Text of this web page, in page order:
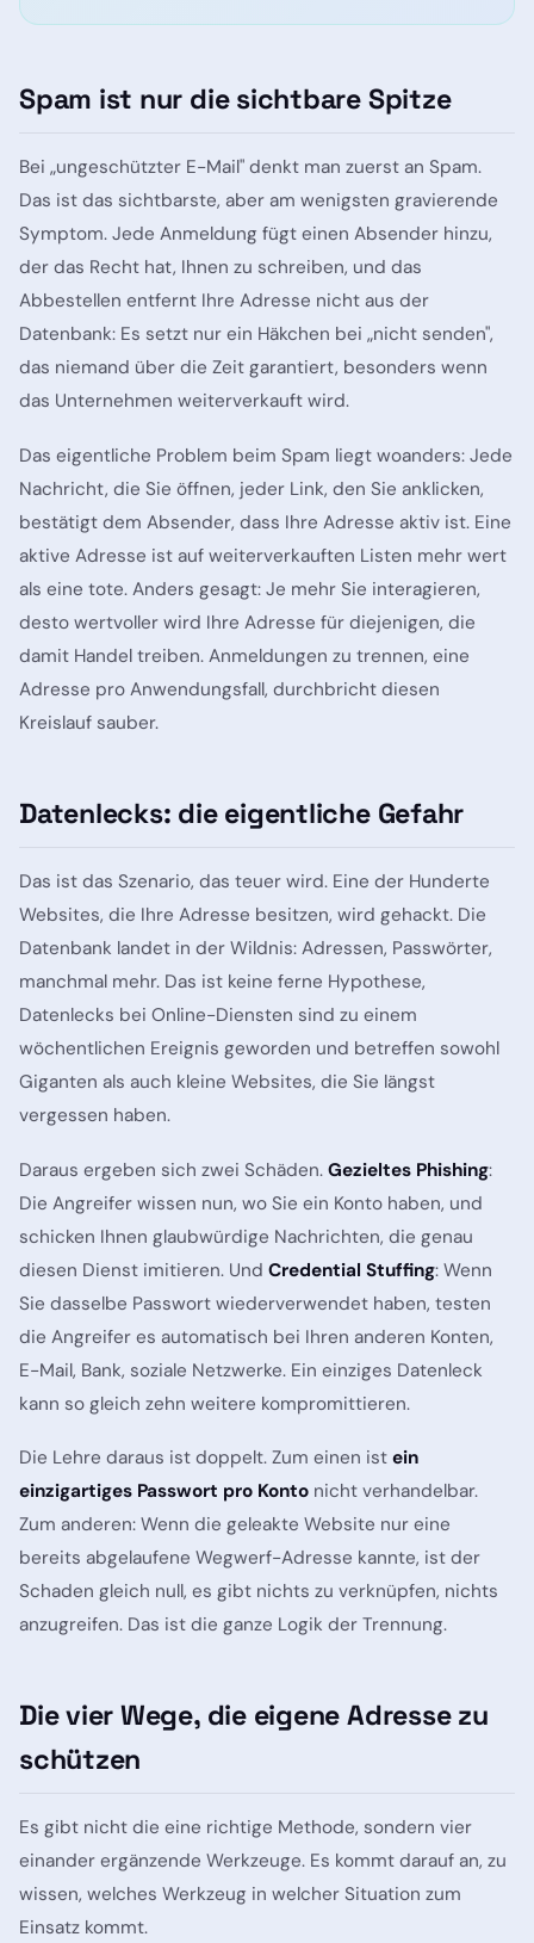
Spam ist nur die sichtbare Spitze
Bei „ungeschützter E-Mail" denkt man zuerst an Spam.
Das ist das sichtbarste, aber am wenigsten gravierende
Symptom. Jede Anmeldung fügt einen Absender hinzu,
der das Recht hat, Ihnen zu schreiben, und das
Abbestellen entfernt Ihre Adresse nicht aus der
Datenbank: Es setzt nur ein Häkchen bei „nicht senden",
das niemand über die Zeit garantiert, besonders wenn
das Unternehmen weiterverkauft wird.
Das eigentliche Problem beim Spam liegt woanders: Jede
Nachricht, die Sie öffnen, jeder Link, den Sie anklicken,
bestätigt dem Absender, dass Ihre Adresse aktiv ist. Eine
aktive Adresse ist auf weiterverkauften Listen mehr wert
als eine tote. Anders gesagt: Je mehr Sie interagieren,
desto wertvoller wird Ihre Adresse für diejenigen, die
damit Handel treiben. Anmeldungen zu trennen, eine
Adresse pro Anwendungsfall, durchbricht diesen
Kreislauf sauber.
Datenlecks: die eigentliche Gefahr
Das ist das Szenario, das teuer wird. Eine der Hunderte
Websites, die Ihre Adresse besitzen, wird gehackt. Die
Datenbank landet in der Wildnis: Adressen, Passwörter,
manchmal mehr. Das ist keine ferne Hypothese,
Datenlecks bei Online-Diensten sind zu einem
wöchentlichen Ereignis geworden und betreffen sowohl
Giganten als auch kleine Websites, die Sie längst
vergessen haben.
Daraus ergeben sich zwei Schäden. Gezieltes Phishing:
Die Angreifer wissen nun, wo Sie ein Konto haben, und
schicken Ihnen glaubwürdige Nachrichten, die genau
diesen Dienst imitieren. Und Credential Stuffing: Wenn
Sie dasselbe Passwort wiederverwendet haben, testen
die Angreifer es automatisch bei Ihren anderen Konten,
E-Mail, Bank, soziale Netzwerke. Ein einziges Datenleck
kann so gleich zehn weitere kompromittieren.
Die Lehre daraus ist doppelt. Zum einen ist ein
einzigartiges Passwort pro Konto nicht verhandelbar.
Zum anderen: Wenn die geleakte Website nur eine
bereits abgelaufene Wegwerf-Adresse kannte, ist der
Schaden gleich null, es gibt nichts zu verknüpfen, nichts
anzugreifen. Das ist die ganze Logik der Trennung.
Die vier Wege, die eigene Adresse zu
schützen
Es gibt nicht die eine richtige Methode, sondern vier
einander ergänzende Werkzeuge. Es kommt darauf an, zu
wissen, welches Werkzeug in welcher Situation zum
Einsatz kommt.